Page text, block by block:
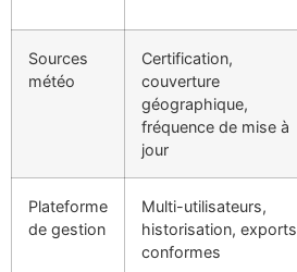
Sources
météo
Certification,
couverture
géographique,
fréquence de mise à
jour
Plateforme
de gestion
Multi-utilisateurs,
historisation, exports
conformes